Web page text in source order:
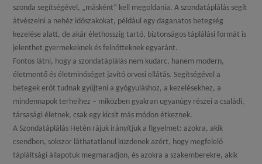
szonda segítségével, „másként” kell megoldania. A szondatáplálás segít
átvészelni a nehéz időszakokat, például egy daganatos betegség
kezelése alatt, de akár élethosszig tartó, biztonságos táplálási formát is
jelenthet gyermekeknek és felnőtteknek egyaránt.
Fontos látni, hogy a szondatáplálás nem kudarc, hanem modern,
életmentő és életminőséget javító orvosi ellátás. Segítségével a
betegek erőt tudnak gyűjteni a gyógyuláshoz, a kezelésekhez, a
mindennapok terheihez – miközben gyakran ugyanúgy részei a családi,
társasági életnek, csak egy kicsit más módon étkeznek.
A Szondatáplálás Hetén rájuk irányítjuk a figyelmet: azokra, akik
csendben, sokszor láthatatlanul küzdenek azért, hogy megfelelő
tápláltsági állapotuk megmaradjon, és azokra a szakemberekre, akik